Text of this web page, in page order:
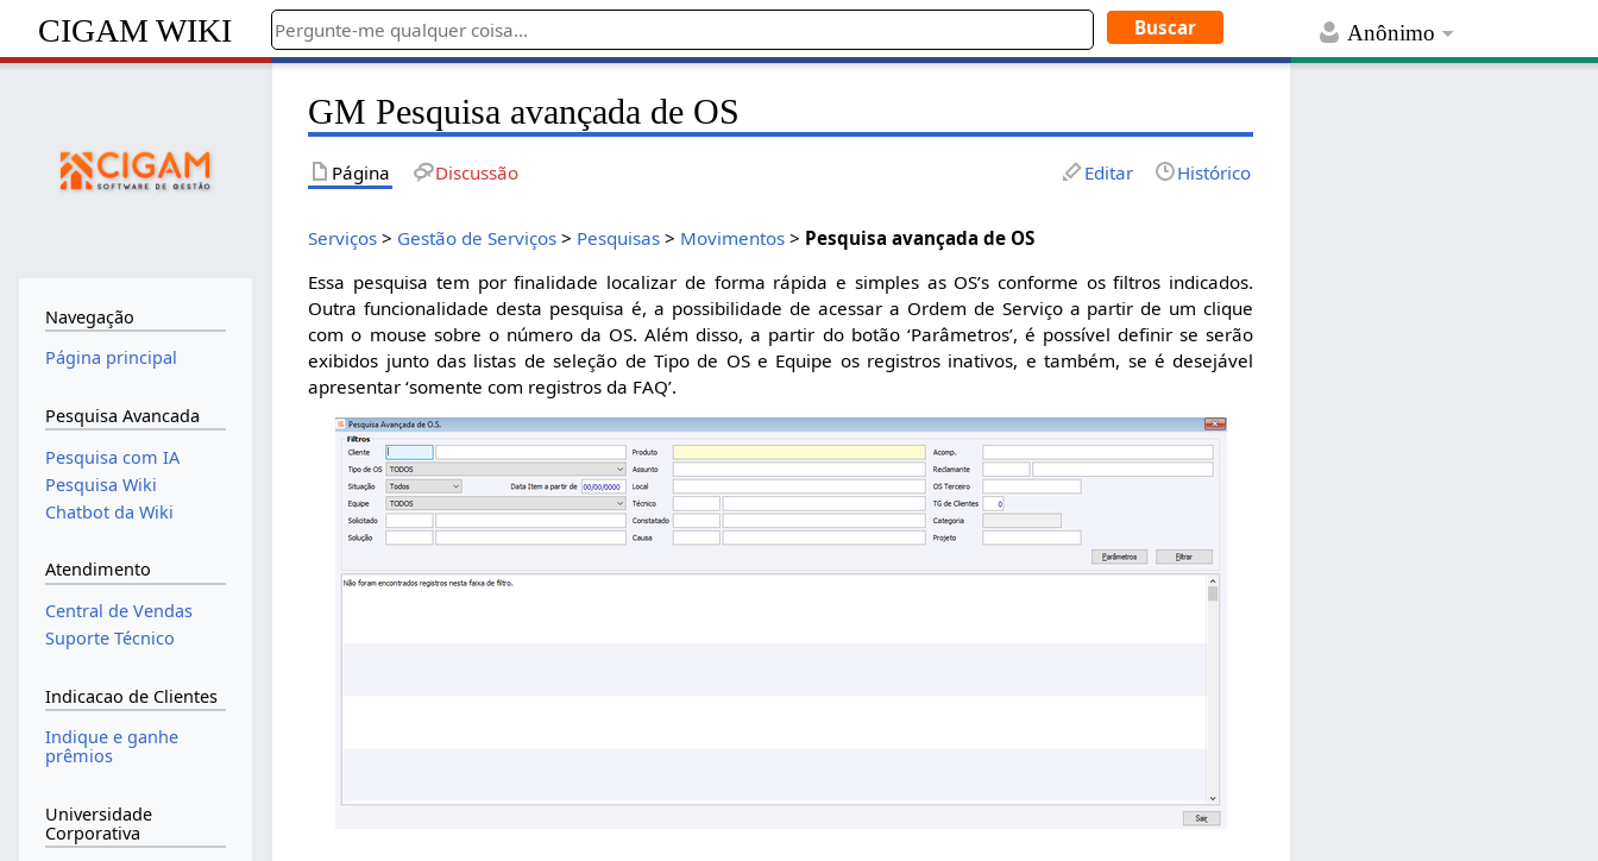
Anônimo
CIGAM WIKI
GM Pesquisa avançada de OS
Página Discussão Editar Histórico
Serviços > Gestão de Serviços > Pesquisas > Movimentos > Pesquisa avançada de OS
Essa pesquisa tem por finalidade localizar de forma rápida e simples as OS’s conforme os filtros indicados.
Outra funcionalidade desta pesquisa é, a possibilidade de acessar a Ordem de Serviço a partir de um clique
com o mouse sobre o número da OS. Além disso, a partir do botão ‘Parâmetros’, é possível definir se serão
exibidos junto das listas de seleção de Tipo de OS e Equipe os registros inativos, e também, se é desejável
apresentar ‘somente com registros da FAQ’.
Navegação
Página principal
Pesquisa Avancada
Pesquisa com IA
Pesquisa Wiki
Chatbot da Wiki
Atendimento
Central de Vendas
Suporte Técnico
Indicacao de Clientes
Indique e ganhe
prêmios
Universidade
Corporativa